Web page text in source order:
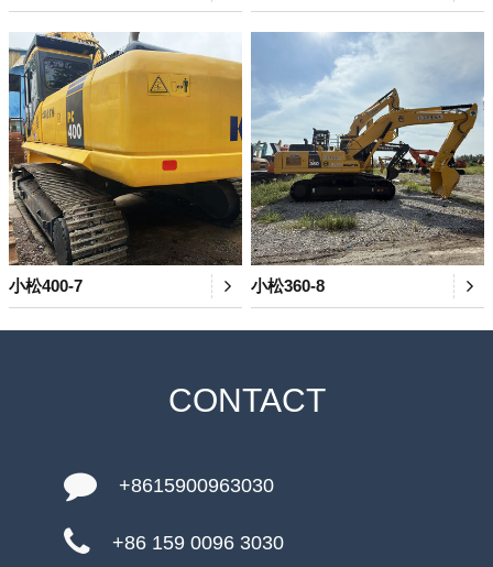
小松400-7 小松360-8
CONTACT
+8615900963030
+86 159 0096 3030